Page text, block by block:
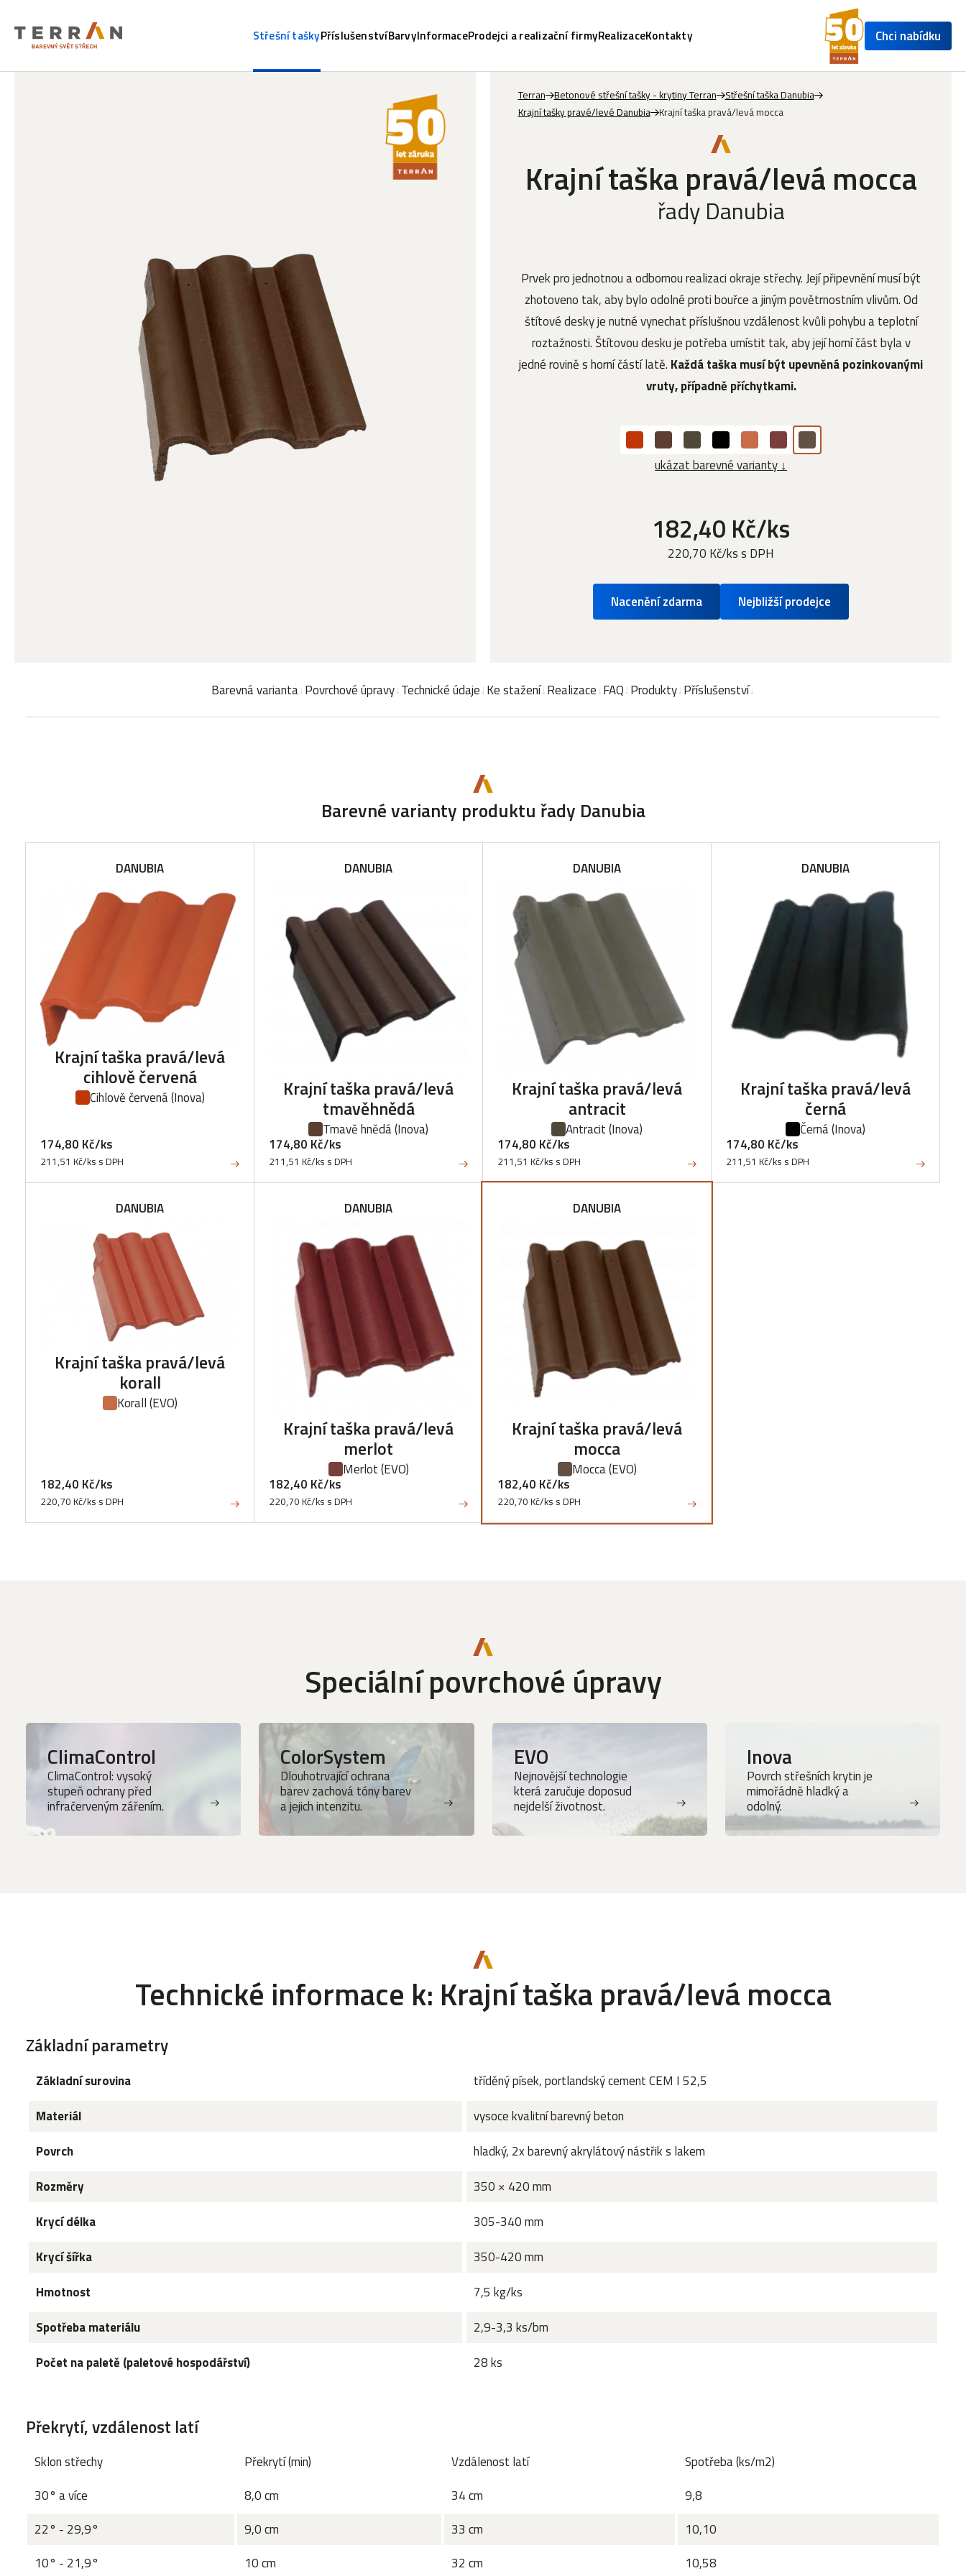
Střešní taškyPříslušenstvíBarvyInformaceProdejci a realizační firmyRealizaceKontakty Chci nabídku
Terran Betonové střešní tašky - krytiny Terran
Střešní taška Danubia
Krajní tašky pravé/levé Danubia Krajní taška pravá/levá mocca
Krajní taška pravá/levá mocca
řady Danubia
Prvek pro jednotnou a odbornou realizaci okraje střechy. Její připevnění musí být
zhotoveno tak, aby bylo odolné proti bouřce a jiným povětrnostním vlivům. Od
štítové desky je nutné vynechat příslušnou vzdálenost kvůli pohybu a teplotní
roztažnosti. Štítovou desku je potřeba umístit tak, aby její horní část byla v
jedné rovině s horní částí latě. Každá taška musí být upevněná pozinkovanými
vruty, případně příchytkami.
ukázat barevné varianty ↓
182,40 Kč/ks
220,70 Kč/ks s DPH
Nacenění zdarma Nejbližší prodejce
Barevná varianta Povrchové úpravy Technické údaje Ke stažení Realizace FAQ Produkty Příslušenství
Barevné varianty produktu řady Danubia
DANUBIA
Krajní taška pravá/levá
cihlově červená
Cihlově červená(Inova)
174,80 Kč/ks
211,51 Kč/ks s DPH
DANUBIA
Krajní taška pravá/levá
tmavěhnědá
Tmavě hnědá(Inova)
174,80 Kč/ks
211,51 Kč/ks s DPH
DANUBIA
Krajní taška pravá/levá
antracit
Antracit(Inova)
174,80 Kč/ks
211,51 Kč/ks s DPH
DANUBIA
Krajní taška pravá/levá
černá
Černá(Inova)
174,80 Kč/ks
211,51 Kč/ks s DPH
DANUBIA
Krajní taška pravá/levá
korall
Korall(EVO)
182,40 Kč/ks
220,70 Kč/ks s DPH
DANUBIA
Krajní taška pravá/levá
merlot
Merlot(EVO)
182,40 Kč/ks
220,70 Kč/ks s DPH
DANUBIA
Krajní taška pravá/levá
mocca
Mocca(EVO)
182,40 Kč/ks
220,70 Kč/ks s DPH
Speciální povrchové úpravy
ClimaControl
ClimaControl: vysoký
stupeň ochrany před
infračerveným zářením.
ColorSystem
Dlouhotrvající ochrana
barev zachová tóny barev
a jejich intenzitu.
EVO
Nejnovější technologie
která zaručuje doposud
nejdelší životnost.
Inova
Povrch střešních krytin je
mimořádně hladký a
odolný.
Technické informace k: Krajní taška pravá/levá mocca
Základní parametry
Základní surovina
tříděný písek, portlandský cement CEM I 52,5
Materiál
vysoce kvalitní barevný beton
Povrch
hladký, 2x barevný akrylátový nástřik s lakem
Rozměry
350 × 420 mm
Krycí délka
305-340 mm
Krycí šířka
350-420 mm
Hmotnost
7,5 kg/ks
Spotřeba materiálu
2,9-3,3 ks/bm
Počet na paletě (paletové hospodářství)
28 ks
Překrytí, vzdálenost latí
Sklon střechy Překrytí (min) Vzdálenost latí
Spotřeba (ks/m2)
30° a více
8,0 cm 34 cm
9,8
22° - 29,9°
9,0 cm 33 cm
10,10
10° - 21,9°
10 cm 32 cm 10,58